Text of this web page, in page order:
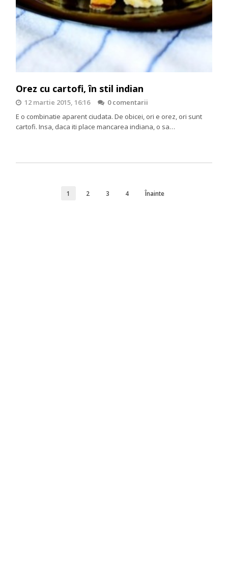
Orez cu cartofi, în stil indian
12 martie 2015, 16:16
0 comentarii
E o combinatie aparent ciudata. De obicei, ori e orez, ori sunt
cartofi. Insa, daca iti place mancarea indiana, o sa…
1 2 3 4 Înainte